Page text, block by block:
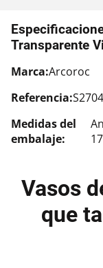
Transparente
Marca:Arcoroc
Referencia:
Medidas del
embalaje:
Vasos
que